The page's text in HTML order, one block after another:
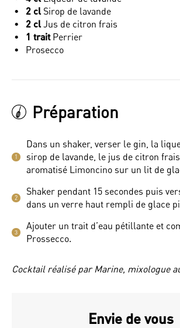
2 clSirop de lavande
2 clJus de citron frais
1 traitPerrier
Prosecco
Préparation
1
Dans un shaker, verser le gin, la
sirop de lavande, le jus de citron
aromatisé Limoncino sur un lit de
2
Shaker pendant 15 secondes puis
dans un verre haut rempli de glace
3
Ajouter un trait d’eau pétillante et
Prossecco.
Cocktail réalisé par Marine, mixologue
Envie de vous